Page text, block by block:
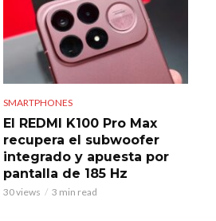
SMARTPHONES
El REDMI K100 Pro Max
recupera el subwoofer
integrado y apuesta por
pantalla de 185 Hz
30 views 3 min read